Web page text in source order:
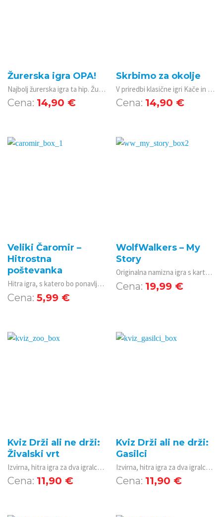
Žurerska igra OPA!
Najbolj žurerska igra ta hip. Žur z najljubšo pijačo in igro OPA! bo nepozaben!
14,90 €
Skrbimo za okolje
V priredbi klasične igri Kače in lestve spoznavamo, na kakšne načine onesnažujemo okolje in kaj lahko storimo drugače, da bi bil naš svet čistejši in bi zasijal v vsej svoji lepoti.
14,90 €
Veliki Čaromir –
Hitrostna
poštevanka
Hitra igra, s katero bo ponavljanje poštevanke prava zabava!
5,99 €
WolfWalkers – My
Story
Originalna namizna igra s kartami za dva igralca, ki vas bo s čudovitimi ilustracijami popeljala v svet filma WolfWalkers. Igra vsebuje tudi dodatek. Slovenska pravila so na voljo v elektronski obliki.
19,99 €
Kviz Drži ali ne drži:
Živalski vrt
Izvirna, hitra igra za dva igralca z inovativnim načinom igranja, ki združuje znanje, sklepanje, taktiko in nekaj sreče.
11,90 €
Kviz Drži ali ne drži:
Gasilci
Izvirna, hitra igra za dva igralca z inovativnim načinom igranja, ki združuje znanje, sklepanje, taktiko in nekaj sreče.
11,90 €